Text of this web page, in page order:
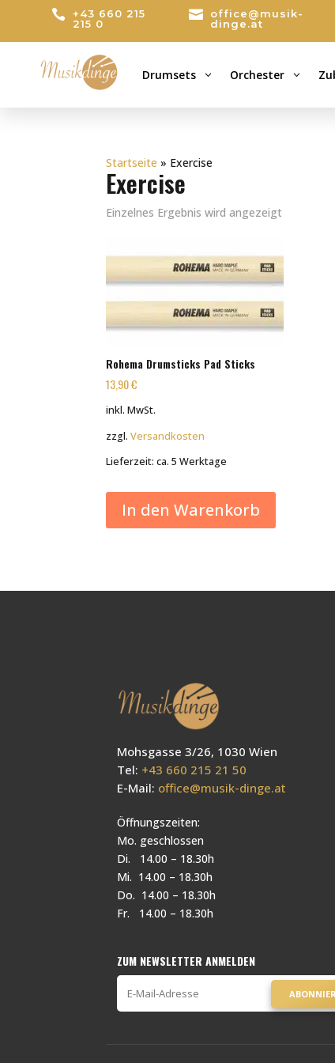
 +43 660 215
215 0

office@musik-
dinge.at
Drumsets 3 Orchester 3
Startseite » Exercise
Exercise
Einzelnes Ergebnis wird angezeigt
Rohema Drumsticks Pad Sticks
13,90€
inkl. MwSt.
zzgl.Versandkosten
Lieferzeit:ca. 5 Werktage
In den Warenkorb
Mohsgasse 3/26, 1030 Wien
Tel: +43 660 215 21 50
E-Mail: office@musik-dinge.at
Öffnungszeiten:
Mo. geschlossen
Di. 14.00 – 18.30h
Mi. 14.00 – 18.30h
Do. 14.00 – 18.30h
Fr. 14.00 – 18.30h
ZUM NEWSLETTER ANMELDEN